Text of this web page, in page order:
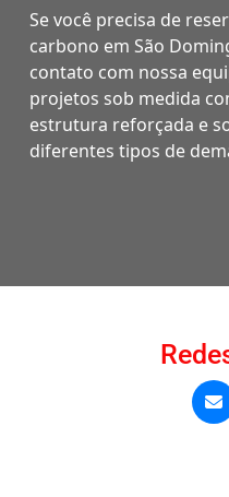
Se você precisa de
carbono em São
contato com nossa
projetos sob medida
estrutura reforçada e
diferentes tipos de